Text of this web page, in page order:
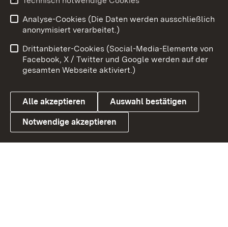
Link zum Landesportal
Impressum
Kontakt
Barrierefreiheit
Datenschutz
Cookies
Analyse-Cookies (Die Daten werden ausschließlich
anonymisiert verarbeitet.)
Drittanbieter-Cookies (Social-Media-Elemente von
Facebook, X / Twitter und Google werden auf der
gesamten Webseite aktiviert.)
Alle akzeptieren Auswahl bestätigen
Notwendige akzeptieren